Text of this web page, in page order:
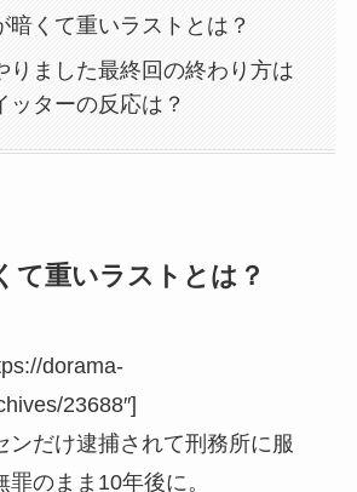
暗くて重いラストとは？
りました最終回の終わり方は
ッターの反応は？
て重いラストとは？
dorama-
23688″]
ンだけ逮捕されて刑務所に服
のまま10年後に。